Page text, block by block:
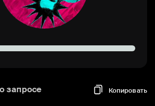
запросе Копировать